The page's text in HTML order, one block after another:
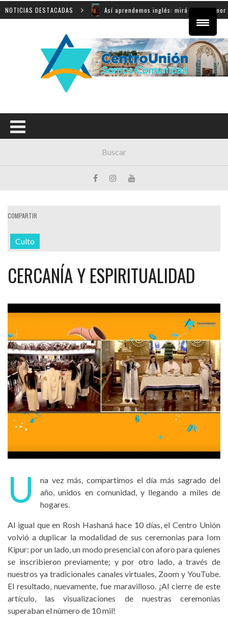
NOTICIAS DESTACADASAsí aprendemos inglés: mirá el grato momento
COMPARTIR
Culto
CERCANÍA Y ESPIRITUALIDAD
U
na vez más, compartimos el día más sagrado del
año, unidos en comunidad, y llegando a miles de
hogares.
Al igual que en Rosh Hashaná hace 10 días, el Centro Unión
volvió a duplicar la modalidad de sus ceremonias para Iom
Kipur: por un lado, un modo presencial con aforo para quienes
se inscribieron previamente; y por otro lado, a través de
nuestros ya tradicionales canales virtuales, Zoom y YouTube.
El resultado, nuevamente, fue maravilloso. ¡Al cierre de este
artículo, las visualizaciones de nuestras ceremonias
superaban el número de 10 mil!